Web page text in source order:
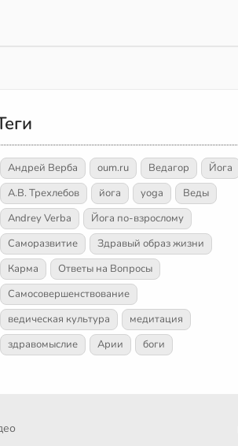
Андрей Верба oum.ru Ведагор
Йога
А.В. Трехлебов
йога yoga
Веды
Andrey Verba
Йога по-взрослому
Саморазвитие
Здравый образ жизни
Карма
Ответы на Вопросы
Самосовершенствование
ведическая культура
медитация
здравомыслие
Арии боги